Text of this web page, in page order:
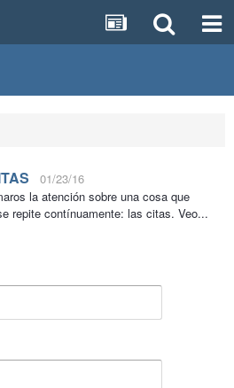
01/23/16
la atención sobre una cosa que
repite contínuamente: las citas. Veo...